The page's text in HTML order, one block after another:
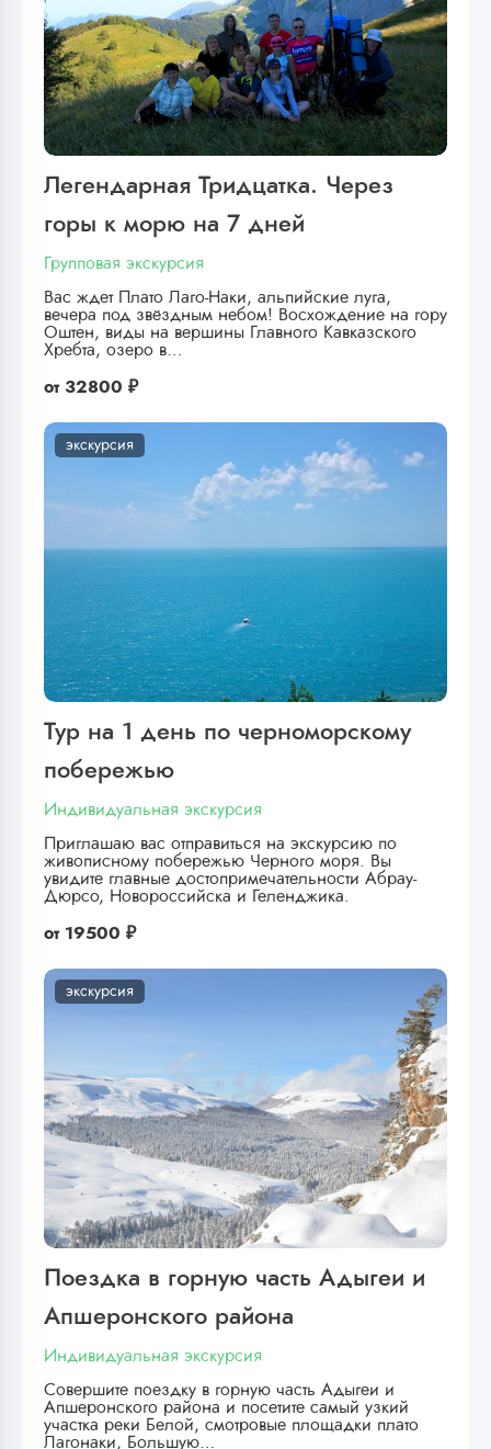
Легендарная Тридцатка. Через
горы к морю на 7 дней
Групповая экскурсия
Вас ждет Плато Лаго-Наки, альпийские луга,
вечера под звёздным небом! Восхождение на гору
Оштен, виды на вершины Главного Кавказского
Хребта, озеро в…
от 32800 ₽
экскурсия
Тур на 1 день по черноморскому
побережью
Индивидуальная экскурсия
Приглашаю вас отправиться на экскурсию по
живописному побережью Черного моря. Вы
увидите главные достопримечательности Абрау-
Дюрсо, Новороссийска и Геленджика.
от 19500 ₽
экскурсия
Поездка в горную часть Адыгеи и
Апшеронского района
Индивидуальная экскурсия
Совершите поездку в горную часть Адыгеи и
Апшеронского района и посетите самый узкий
участка реки Белой, смотровые площадки плато
Лагонаки, Большую…